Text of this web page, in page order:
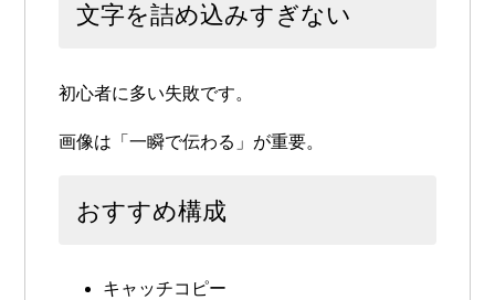
文字を詰め込みすぎない
初心者に多い失敗です。
画像は「一瞬で伝わる」が重要。
おすすめ構成
キャッチコピー